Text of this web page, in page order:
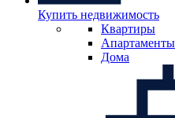
Купить недвижимость
Квартиры
Апартаменты
Дома